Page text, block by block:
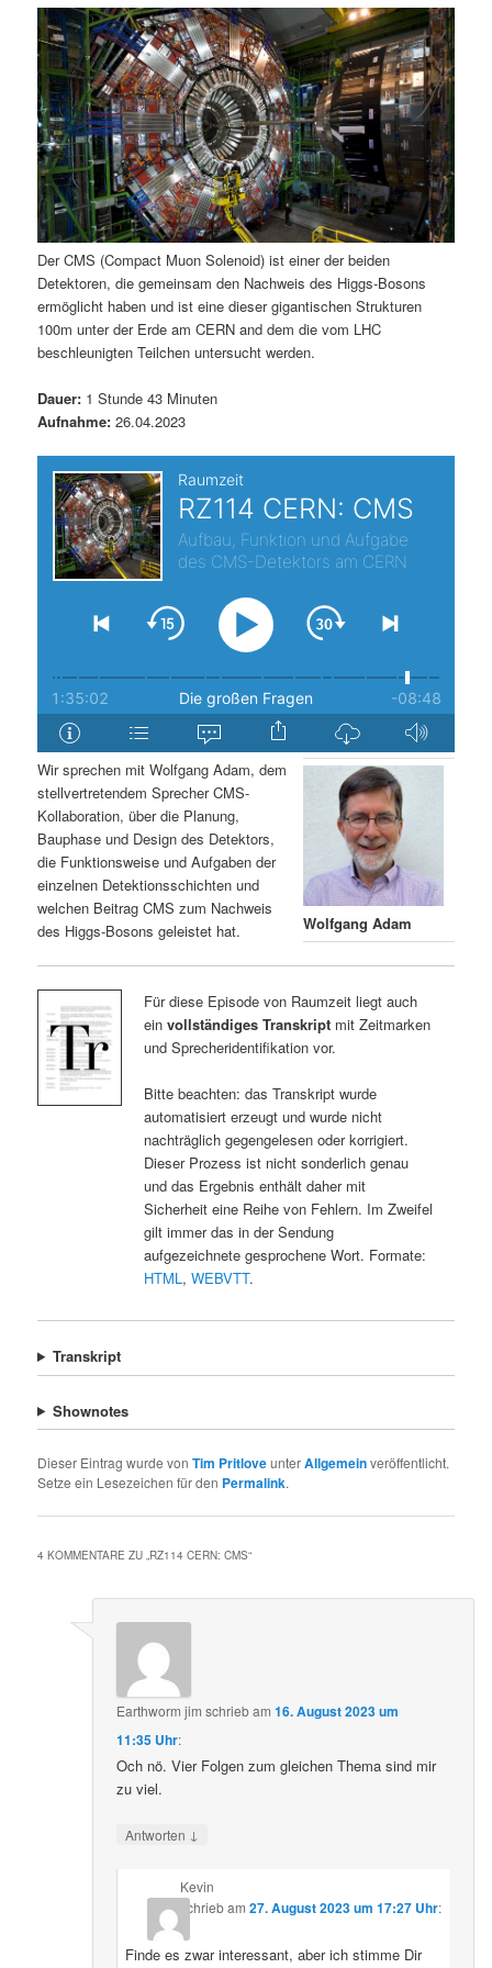
ä
r
e
n
I
n
h
l
t
s
p
n
g
e
n
n
d
ä
r
e
n
I
h
a
l
t
r
i
n
g
e
n
a
v
i
g
a
t
i
o
n
Der CMS (Compact Muon Solenoid) ist einer der beiden
Detektoren, die gemeinsam den Nachweis des Higgs-Bosons
ermöglicht haben und ist eine dieser gigantischen Strukturen
100m unter der Erde am CERN and dem die vom LHC
beschleunigten Teilchen untersucht werden.
Dauer: 1 Stunde 43 Minuten
Aufnahme: 26.04.2023
Wolfgang Adam
Wir sprechen mit Wolfgang Adam, dem
stellvertretendem Sprecher CMS-
Kollaboration, über die Planung,
Bauphase und Design des Detektors,
die Funktionsweise und Aufgaben der
einzelnen Detektionsschichten und
welchen Beitrag CMS zum Nachweis
des Higgs-Bosons geleistet hat.
Für diese Episode von Raumzeit liegt auch
ein vollständiges Transkriptmit Zeitmarken
und Sprecheridentifikation vor.
Bitte beachten: das Transkript wurde
automatisiert erzeugt und wurde nicht
nachträglich gegengelesen oder korrigiert.
Dieser Prozess ist nicht sonderlich genau
und das Ergebnis enthält daher mit
Sicherheit eine Reihe von Fehlern. Im Zweifel
gilt immer das in der Sendung
aufgezeichnete gesprochene Wort. Formate:
HTML, WEBVTT.
Transkript
Shownotes
Dieser Eintrag wurde vonTim PritloveunterAllgemeinveröffentlicht.
Setze ein Lesezeichen für den Permalink.
4 KOMMENTARE ZU „ RZ114 CERN: CMS“
Earthworm jim schriebam16. August 2023 um
11:35 Uhr:
Och nö. Vier Folgen zum gleichen Thema sind mir
zu viel.
Antworten ↓
Kevin
schriebam 27. August 2023 um 17:27 Uhr:
Finde es zwar interessant, aber ich stimme Dir